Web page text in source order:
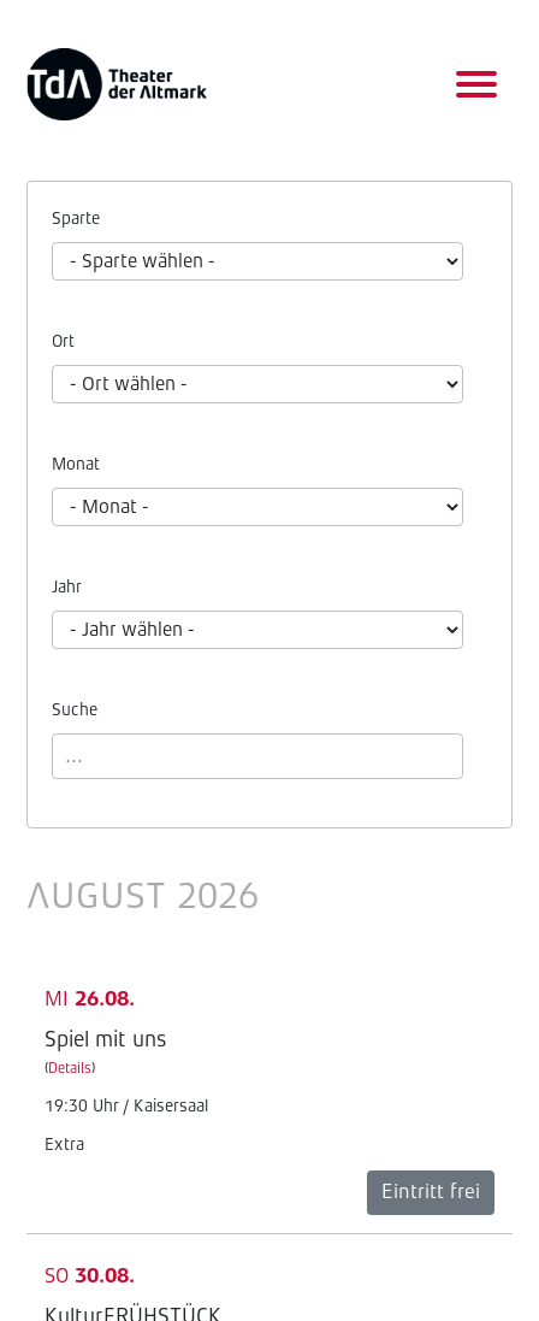
Sparte
Ort
Monat
Jahr
Suche
AUGUST 2026
MI 26.08.
Spiel mit uns
(Details)
19:30 Uhr / Kaisersaal
Extra
Eintritt frei
SO 30.08.